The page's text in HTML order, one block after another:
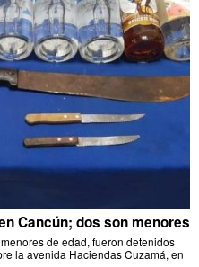
Cancún; dos son menores
de edad, fueron detenidos
la avenida Haciendas Cuzamá, en